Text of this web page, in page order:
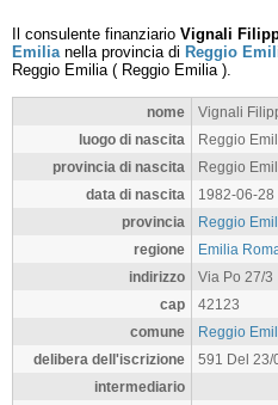
Il consulente finanziario Vignali
Emilianella provincia di Reggio
Reggio Emilia( Reggio Emilia).
nome
Vignali
luogo di nascita
Reggio
provincia di nascita
Reggio
data di nascita
1982-06-28
provincia
Reggio
regione
Emilia
indirizzo
Via Po 27/3
cap
42123
comune
Reggio
delibera dell'iscrizione
591 Del 23/
intermediario